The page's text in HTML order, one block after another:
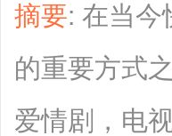
摘要: 在当今
的重要方式
爱情剧，电